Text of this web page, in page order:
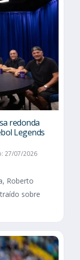
redonda
Legends
27/07/2026
Roberto
sobre